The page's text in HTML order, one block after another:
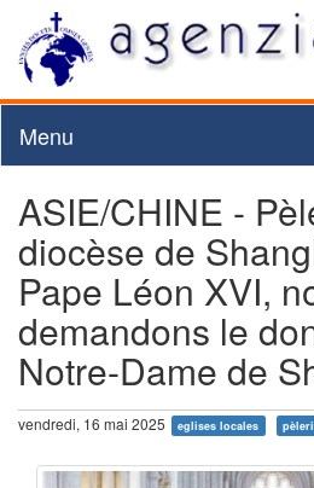
Menu
ASIE/CHINE -
diocèse de
Pape Léon XVI,
demandons le
Notre-Dame de
vendredi, 16 mai 2025 eglises locales